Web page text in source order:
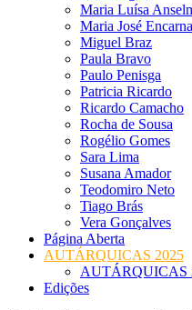
Maria Luísa
Maria José
Miguel Braz
Paula Bravo
Paulo Penisga
Patricia Ricardo
Ricardo Camacho
Rocha de Sousa
Rogélio Gomes
Sara Lima
Susana Amador
Teodomiro Neto
Tiago Brás
Vera Gonçalves
Página Aberta
AUTÁRQUICAS 2025
AUTÁRQUICAS
Edições